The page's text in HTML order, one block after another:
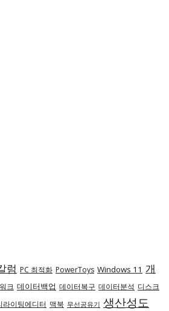
럼 PC 최적화 PowerToys Windows 11 개
크 데이터백업 데이터복구 데이터분석 디스크
라이팅에디터 맥북 무선공유기 생산성도